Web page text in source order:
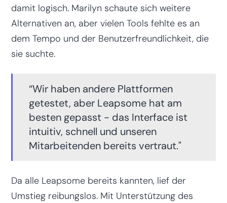
damit logisch. Marilyn schaute sich weitere
Alternativen an, aber vielen Tools fehlte es an
dem Tempo und der Benutzerfreundlichkeit, die
sie suchte.
“Wir haben andere Plattformen
getestet, aber Leapsome hat am
besten gepasst - das Interface ist
intuitiv, schnell und unseren
Mitarbeitenden bereits vertraut."
Da alle Leapsome bereits kannten, lief der
Umstieg reibungslos. Mit Unterstützung des